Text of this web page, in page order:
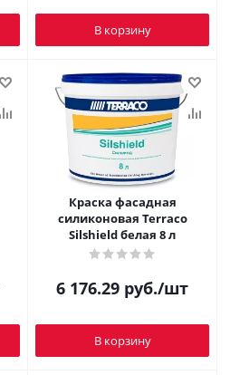
В корзину
Краска фасадная
силиконовая Terraco
Silshield белая 8 л
6 176.29 руб./шт
В корзину